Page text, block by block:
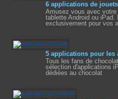
6 applications de
Amusez vous avec
tablette Android ou
exclusivement pour vos
5 applications pour les
Tous les fans de
sélection d'applications
dédiées au chocolat